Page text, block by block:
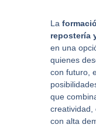
La
repostería
en una
quienes
con futuro,
que
creatividad,
con alta